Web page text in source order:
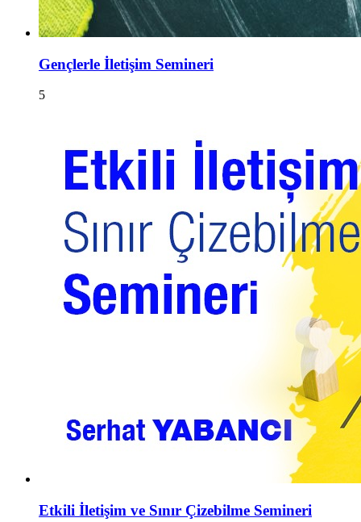
Gençlerle İletişim Semineri
5
Etkili İletişim ve Sınır Çizebilme Semineri